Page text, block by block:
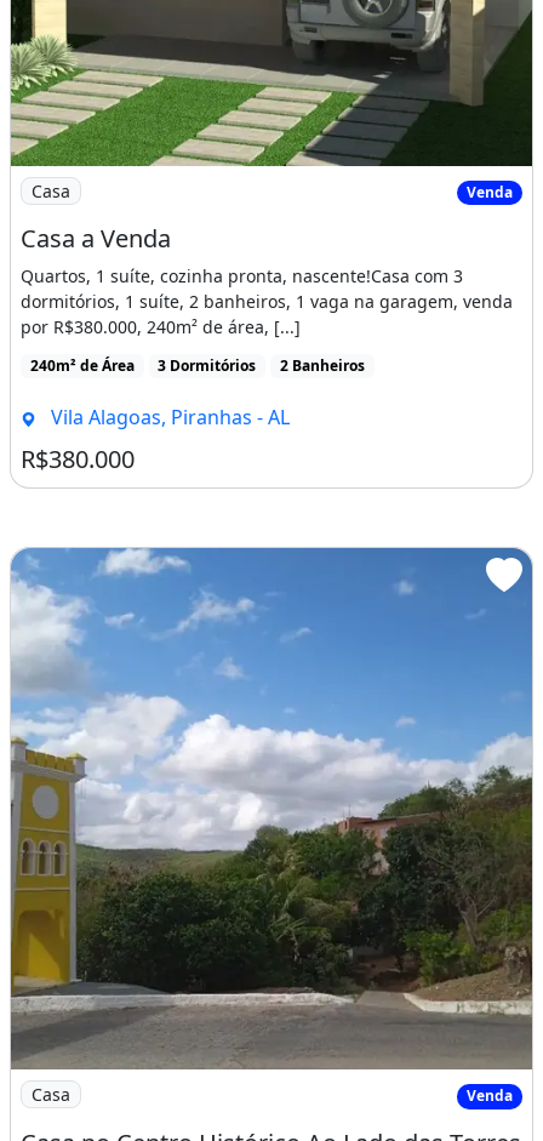
Imagem: Casa a Venda
Casa Venda
Casa a Venda
Quartos, 1 suíte, cozinha pronta, nascente!Casa com 3
dormitórios, 1 suíte, 2 banheiros, 1 vaga na garagem, venda
por R$380.000, 240m² de área, [...]
240m² de Área 3 Dormitórios 2 Banheiros
Vila Alagoas, Piranhas - AL
R$380.000
Imagem: Casa no Centro Histórico Ao Lado das Torres
Casa Venda